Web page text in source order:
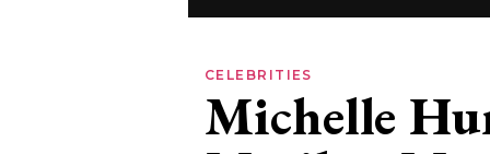
CELEBRITIES
Michelle